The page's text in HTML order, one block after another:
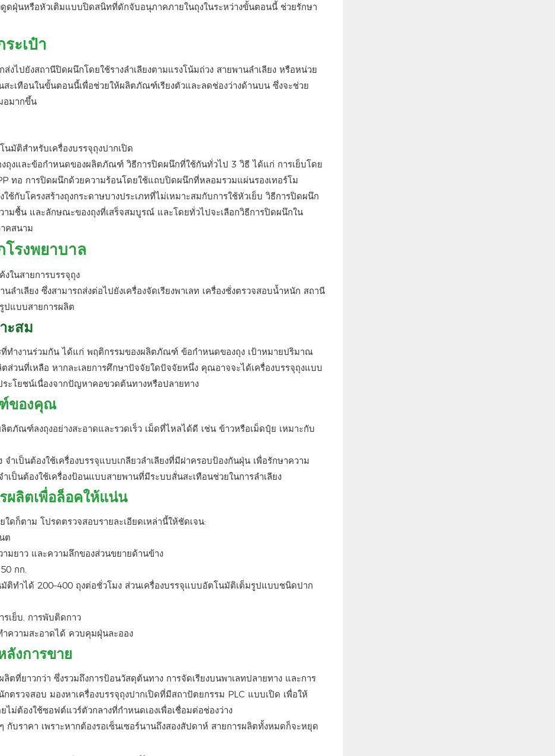
ฝุ่นหรือหัวเติมแบบปิดสนิทที่ดักจับอนุภาคภายในถุงในระหว่างขั้นตอนนี้ ช่วยรักษา
ะเป๋า
ไปยังสถานีปิดผนึกโดยใช้รางลำเลียงตามแรงโน้มถ่วง สายพานลำเลียง หรือหน่วย
สะเทือนในขั้นตอนนี้เพื่อช่วยให้ผลิตภัณฑ์เรียงตัวและลดช่องว่างด้านบน ซึ่งจะช่วย
อมากขึ้น
ถุงและข้อกำหนดของผลิตภัณฑ์ วิธีการปิดผนึกที่ใช้กันทั่วไป 3 วิธี ได้แก่ การเย็บโดย
ทอ การปิดผนึกด้วยความร้อนโดยใช้แถบปิดผนึกที่หลอมรวมแผ่นรองเทอร์โม
กับโครงสร้างถุงกระดาษบางประเภทที่ไม่เหมาะสมกับการใช้หัวเย็บ วิธีการปิดผนึก
ชื้น และลักษณะของถุงที่เสร็จสมบูรณ์ และโดยทั่วไปจะเลือกวิธีการปิดผนึกใน
คสนาม
รงพยาบาล
ลำเลียง ซึ่งสามารถส่งต่อไปยังเครื่องจัดเรียงพาเลท เครื่องชั่งตรวจสอบน้ำหนัก สถานี
แบบสายการผลิต
ะสม
ที่ทำงานร่วมกัน ได้แก่ พฤติกรรมของผลิตภัณฑ์ ข้อกำหนดของถุง เป้าหมายปริมาณ
ส่วนที่เหลือ หากละเลยการศึกษาปัจจัยใดปัจจัยหนึ่ง คุณอาจจะได้เครื่องบรรจุถุงแบบ
ะโยชน์เนื่องจากปัญหาคอขวดต้นทางหรือปลายทาง
ของคุณ
ตภัณฑ์ลงถุงอย่างสะอาดและรวดเร็ว เม็ดที่ไหลได้ดี เช่น ข้าวหรือเม็ดปุ๋ย เหมาะกับ
ำเป็นต้องใช้เครื่องบรรจุแบบเกลียวลำเลียงที่มีฝาครอบป้องกันฝุ่น เพื่อรักษาความ
ป็นต้องใช้เครื่องป้อนแบบสายพานที่มีระบบสั่นสะเทือนช่วยในการลำเลียง
ผลิตเพื่อล็อคให้แน่น
ดก็ตาม โปรดตรวจสอบรายละเอียดเหล่านี้ให้ชัดเจน:
ต
ามยาว และความลึกของส่วนขยายด้านข้าง
กก.
ติทำได้ 200–400 ถุงต่อชั่วโมง ส่วนเครื่องบรรจุแบบอัตโนมัติเต็มรูปแบบชนิดปาก
เย็บ, การพับติดกาว
ความสะอาดได้ ควบคุมฝุ่นละออง
งการขาย
ตที่ยาวกว่า ซึ่งรวมถึงการป้อนวัสดุต้นทาง การจัดเรียงบนพาเลทปลายทาง และการ
รวจสอบ มองหาเครื่องบรรจุถุงปากเปิดที่มีสถาปัตยกรรม PLC แบบเปิด เพื่อให้
ม่ต้องใช้ซอฟต์แวร์ตัวกลางที่กำหนดเองเพื่อเชื่อมต่อช่องว่าง
ราคา เพราะหากต้องรอเซ็นเซอร์นานถึงสองสัปดาห์ สายการผลิตทั้งหมดก็จะหยุด